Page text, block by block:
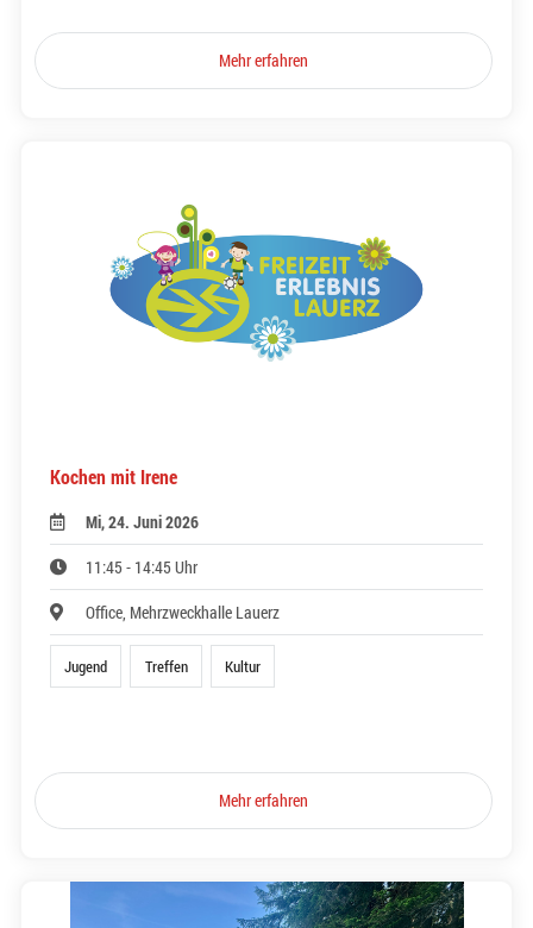
Mehr erfahren
Kochen mit Irene
Mi, 24. Juni 2026
11:45 - 14:45 Uhr
Office, Mehrzweckhalle Lauerz
Jugend Treffen Kultur
Mehr erfahren